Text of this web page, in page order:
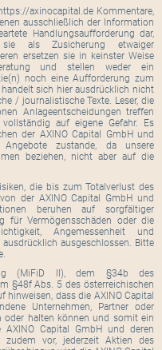
axinocapital.de Kommentare,
ausschließlich der Information
Handlungsaufforderung dar,
als Zusicherung etwaiger
ersetzen sie in keinster Weise
und stellen weder ein
noch eine Aufforderung zum
handelt sich hier ausdrücklich nicht
/ journalistische Texte. Leser, die
Anlageentscheidungen treffen
auf eigene Gefahr. Es
der AXINO Capital GmbH und
zustande, da unsere
beziehen, nicht aber auf die
die bis zum Totalverlust des
der AXINO Capital GmbH und
beruhen auf sorgfältiger
für Vermögensschäden oder die
Angemessenheit und
ausgeschlossen. Bitte
(MiFiD II), dem §34b des
§48f Abs. 5 des österreichischen
hinweisen, dass die AXINO Capital
Unternehmen, Partner oder
oder halten können und somit ein
AXINO Capital GmbH und deren
zudem vor, jederzeit Aktien des